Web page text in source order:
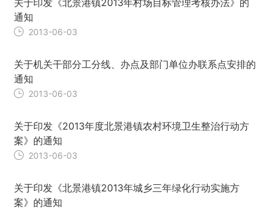
关于印发《北景港镇2013年村场目标管理考核办法》的
通知
2013-06-03
关于机关干部分工分线、办点及部门单位办联系点安排的
通知
2013-06-03
关于印发《2013年度北景港镇农村环境卫生整治行动方
案》的通知
2013-06-03
关于印发《北景港镇2013年城乡三年绿化行动实施方
案》的通知